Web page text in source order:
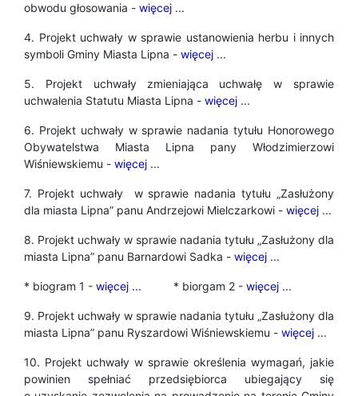
obwodu głosowania - więcej ...
4. Projekt uchwały w sprawie ustanowienia herbu i innych
symboli Gminy Miasta Lipna - więcej ...
5. Projekt uchwały
zmieniająca uchwałę w sprawie
uchwalenia Statutu Miasta Lipna - więcej ...
6. Projekt uchwały w sprawie nadania tytułu Honorowego
Obywatelstwa Miasta Lipna pany Włodzimierzowi
Wiśniewskiemu - więcej ...
7. Projekt uchwały w sprawie nadania tytułu „Zasłużony
dla miasta Lipna” panu Andrzejowi Mielczarkowi - więcej ...
8. Projekt uchwały w sprawie nadania tytułu „Zasłużony dla
miasta Lipna” panu Barnardowi Sadka - więcej ...
* biogram 1 - więcej ... * biorgam 2 - więcej ...
9. Projekt uchwały w sprawie nadania tytułu „Zasłużony dla
miasta Lipna” panu Ryszardowi Wiśniewskiemu - więcej ...
10. Projekt uchwały w sprawie określenia wymagań, jakie
powinien spełniać przedsiębiorca ubiegający się